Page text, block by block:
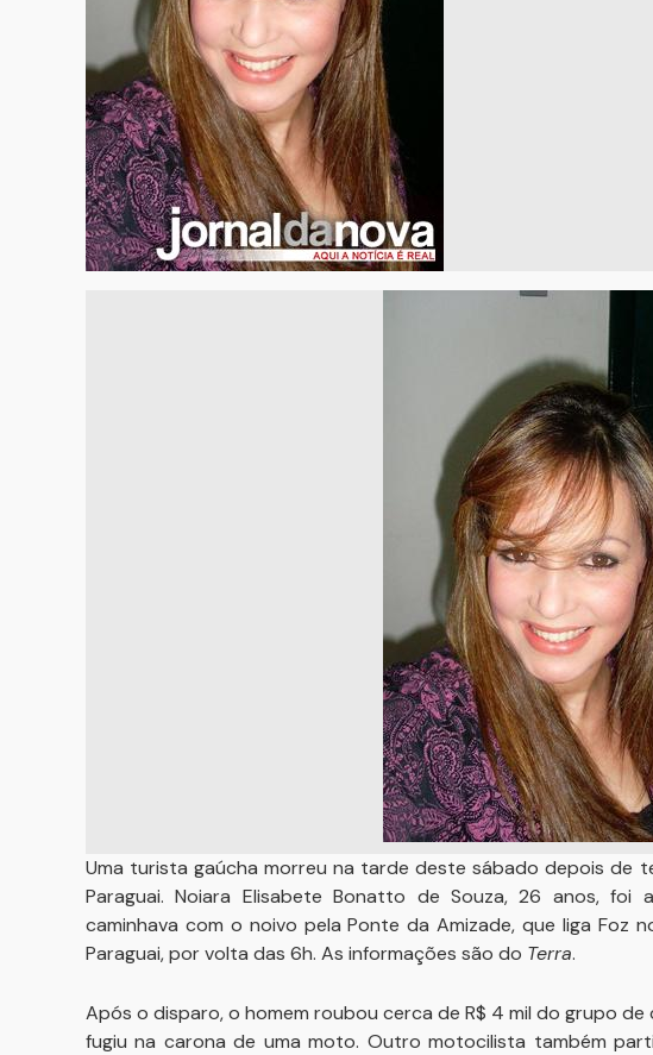
Uma turista gaúcha morreu na tarde deste sábado depois de
Paraguai. Noiara Elisabete Bonatto de Souza, 26 anos,
caminhava com o noivo pela Ponte da Amizade, que liga Foz
Paraguai, por volta das 6h. As informações são do Terra.
Após o disparo, o homem roubou cerca de R$ 4 mil do grupo
fugiu na carona de uma moto. Outro motocilista também